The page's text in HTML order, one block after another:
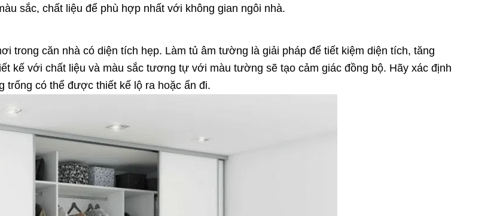
sắc, chất liệu để phù hợp nhất với không gian ngôi nhà.
trong căn nhà có diện tích hẹp. Làm tủ âm tường là giải pháp để tiết kiệm diện tích, tăng
kế với chất liệu và màu sắc tương tự với màu tường sẽ tạo cảm giác đồng bộ. Hãy xác định
trống có thể được thiết kế lộ ra hoặc ẩn đi.